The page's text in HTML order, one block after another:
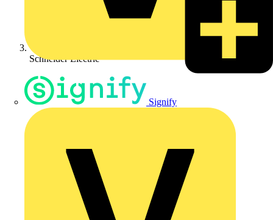
Signify
Schneider Electric